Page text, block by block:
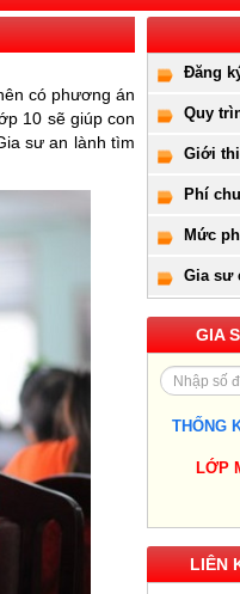
có phương án
10 sẽ giúp con
sư an lành tìm
Đăng
Quy
Giới
Phí
Mức
Gia sư
GIA
THỐNG
LỚP
LIÊN